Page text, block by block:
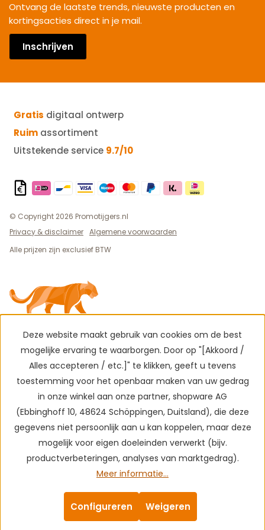
Ontvang de laatste trends, nieuwste producten en
kortingsacties direct in je mail.
Inschrijven
Gratis digitaal ontwerp
Ruim assortiment
Uitstekende service 9.7/10
© Copyright 2026 Promotijgers.nl
Privacy & disclaimer Algemene voorwaarden
Alle prijzen zijn exclusief BTW
Deze website maakt gebruik van cookies om de best
mogelijke ervaring te waarborgen. Door op "[Akkoord /
Alles accepteren / etc.]" te klikken, geeft u tevens
toestemming voor het openbaar maken van uw gedrag
in onze winkel aan onze partner, shopware AG
(Ebbinghoff 10, 48624 Schöppingen, Duitsland), die deze
gegevens niet persoonlijk aan u kan koppelen, maar deze
mogelijk voor eigen doeleinden verwerkt (bijv.
productverbeteringen, analyses van marktgedrag).
Meer informatie...
Weigeren
Configureren